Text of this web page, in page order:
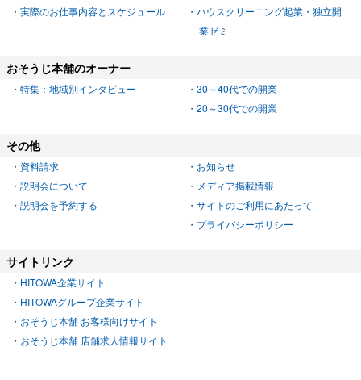
実際のお仕事内容とスケジュール
ハウスクリーニング起業・独立開
業ゼミ
おそうじ本舗のオーナー
特集：地域別インタビュー
30～40代での開業
20～30代での開業
その他
資料請求
説明会について
説明会を予約する
お知らせ
メディア掲載情報
サイトのご利用にあたって
プライバシーポリシー
サイトリンク
HITOWA企業サイト
HITOWAグループ企業サイト
おそうじ本舗 お客様向けサイト
おそうじ本舗 店舗求人情報サイト